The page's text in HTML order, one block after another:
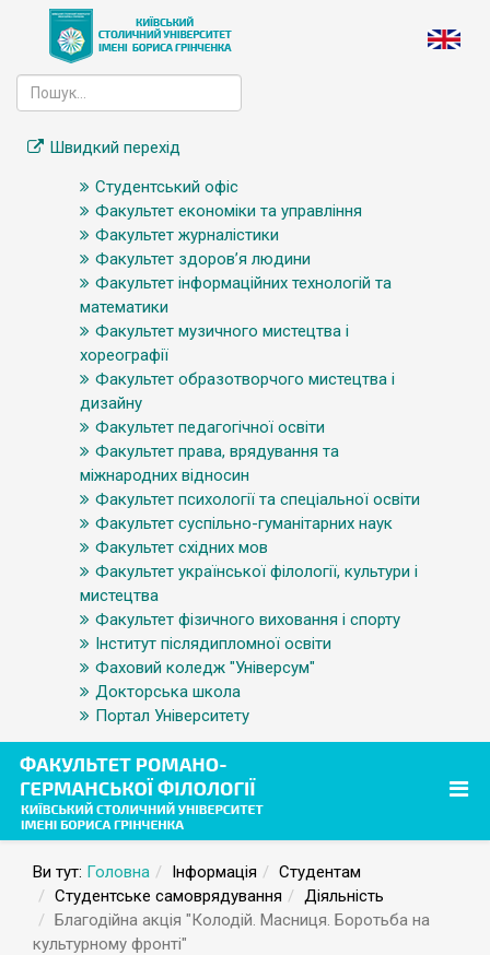
Швидкий перехід
Студентський офіс
Факультет економіки та управління
Факультет журналістики
Факультет здоров’я людини
Факультет інформаційних технологій та
математики
Факультет музичного мистецтва і
хореографії
Факультет образотворчого мистецтва і
дизайну
Факультет педагогічної освіти
Факультет права, врядування та
міжнародних відносин
Факультет психології та спеціальної освіти
Факультет суспільно-гуманітарних наук
Факультет східних мов
Факультет української філології, культури і
мистецтва
Факультет фізичного виховання і спорту
Інститут післядипломної освіти
Фаховий коледж "Універсум"
Докторська школа
Портал Університету
Ви тут: Головна Інформація
Студентам
Студентське самоврядування
Діяльність
Благодійна акція "Колодій. Масниця. Боротьба на
культурному фронті"